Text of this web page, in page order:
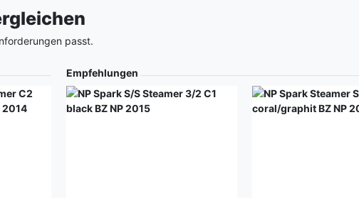
passt.
Empfehlungen